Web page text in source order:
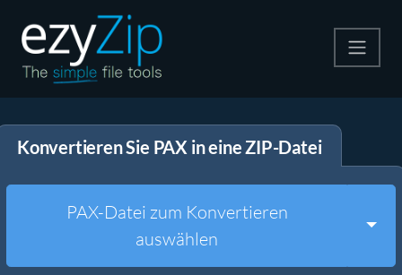
Entpacken
Konvertieren Sie PAX in eine ZIP-Datei
PAX-Datei zum Konvertieren
auswählen